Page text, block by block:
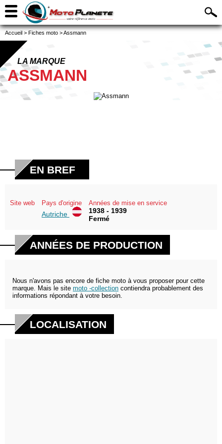
Accueil > Fiches moto >Assmann
LA MARQUE
ASSMANN
EN BREF
Site web Pays d'origine
Autriche
Années de mise en service
1938 - 1939
Fermé
ANNÉES DE PRODUCTION
Nous n'avons pas encore de fiche moto à vous proposer pour cette
marque. Mais le site moto -collection contiendra probablement des
informations répondant à votre besoin.
LOCALISATION